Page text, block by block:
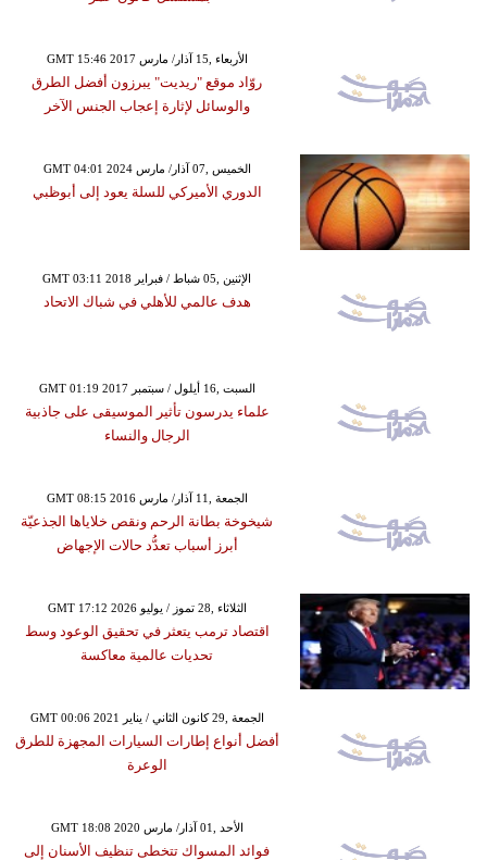
GMT 15:46 2017 الأربعاء ,15 آذار/ مارس
روّاد موقع "ريديت" يبرزون أفضل الطرق
والوسائل لإثارة إعجاب الجنس الآخر
GMT 04:01 2024 الخميس ,07 آذار/ مارس
الدوري الأميركي للسلة يعود إلى أبوظبي
GMT 03:11 2018 الإثنين ,05 شباط / فبراير
هدف عالمي للأهلي في شباك الاتحاد
GMT 01:19 2017 السبت ,16 أيلول / سبتمبر
علماء يدرسون تأثير الموسيقى على جاذبية
الرجال والنساء
GMT 08:15 2016 الجمعة ,11 آذار/ مارس
شيخوخة بطانة الرحم ونقص خلاياها الجذعيّة
أبرز أسباب تعدُّد حالات الإجهاض
GMT 17:12 2026 الثلاثاء ,28 تموز / يوليو
اقتصاد ترمب يتعثر في تحقيق الوعود وسط
تحديات عالمية معاكسة
GMT 00:06 2021 الجمعة ,29 كانون الثاني / يناير
أفضل أنواع إطارات السيارات المجهزة للطرق
الوعرة
GMT 18:08 2020 الأحد ,01 آذار/ مارس
فوائد المسواك تتخطى تنظيف الأسنان إلى